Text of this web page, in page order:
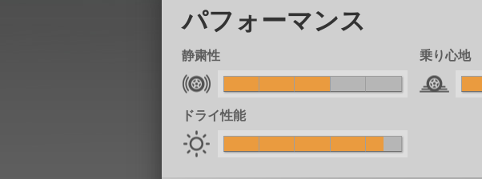
パフォーマンス
静粛性 乗り心地
ドライ性能